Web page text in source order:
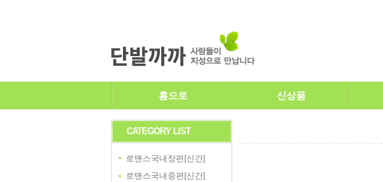
홈으로 신상품
CATEGORY LIST
로맨스국내장편[신간]
로맨스국내중편[신간]